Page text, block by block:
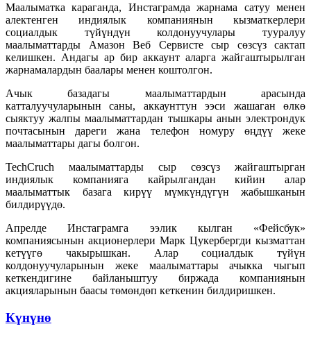
Маалыматка караганда, Инстаграмда жарнама сатуу менен
алектенген индиялык компаниянын кызматкерлери
социалдык түйүндүн колдонуучулары тууралуу
маалыматтарды Амазон Веб Сервисте сыр сөзсүз сактап
келишкен. Андагы ар бир аккаунт аларга жайгаштырылган
жарнамалардын баалары менен коштолгон.
Ачык базадагы маалыматтардын арасында
катталуучуларынын саны, аккаунттун ээси жашаган өлкө
сыяктуу жалпы маалыматтардан тышкары анын электрондук
почтасынын дареги жана телефон номуру өңдүү жеке
маалыматтары дагы болгон.
TechCruch маалыматтарды сыр сөзсүз жайгаштырган
индиялык компанияга кайрылгандан кийин алар
маалыматтык базага кирүү мүмкүндүгүн жабышканын
билдирүүдө.
Апрелде Инстаграмга ээлик кылган «Фейсбук»
компаниясынын акционерлери Марк Цукербергди кызматтан
кетүүгө чакырышкан. Алар социалдык түйүн
колдонуучуларынын жеке маалыматтары ачыкка чыгып
кеткендигине байланыштуу биржада компаниянын
акцияларынын баасы төмөндөп кеткенин билдиришкен.
Күнүнө